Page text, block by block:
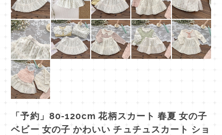
「予約」80-120cm 花柄スカート 春夏 女の子
ベビー 女の子 かわいい チュチュスカート ショ